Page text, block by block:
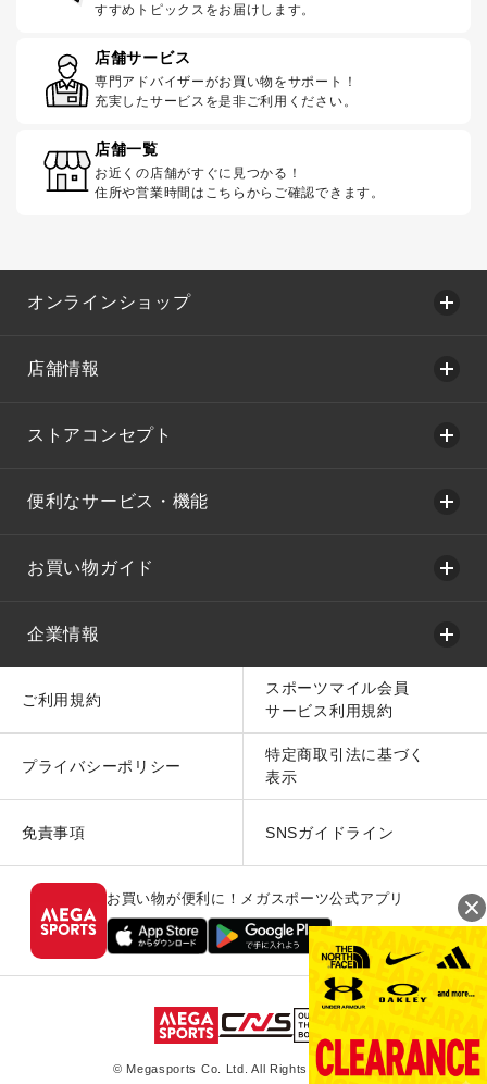
すすめトピックスをお届けします。
店舗サービス
専門アドバイザーがお買い物をサポート！
充実したサービスを是非ご利用ください。
店舗一覧
お近くの店舗がすぐに見つかる！
住所や営業時間はこちらからご確認できます。
オンラインショップ
店舗情報
ストアコンセプト
便利なサービス・機能
お買い物ガイド
企業情報
ご利用規約
スポーツマイル会員
サービス利用規約
プライバシーポリシー
特定商取引法に基づく
表示
免責事項 SNSガイドライン
お買い物が便利に！メガスポーツ公式アプリ
© Megasports Co. Ltd. All Rights Reserved.